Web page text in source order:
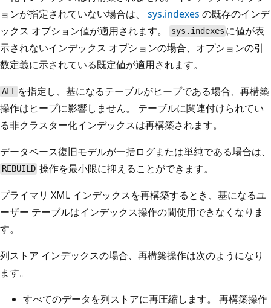
ョンが指定されていない場合は、 sys.indexes の既存のインデ
ックス オプション値が適用されます。
sys.indexes に値が表
示されないインデックス オプションの場合、オプションの引
数定義に示されている既定値が適用されます。
ALL を指定し、基になるテーブルがヒープである場合、再構築
操作はヒープに影響しません。 テーブルに関連付けられてい
る非クラスター化インデックスは再構築されます。
データベース復旧モデルが一括ログまたは単純である場合は、
REBUILD 操作を最小限に抑えることができます。
プライマリ XML インデックスを再構築するとき、基になるユ
ーザー テーブルはインデックス操作の間使用できなくなりま
す。
列ストア インデックスの場合、再構築操作は次のようになり
ます。
すべてのデータを列ストアに再圧縮します。 再構築操作